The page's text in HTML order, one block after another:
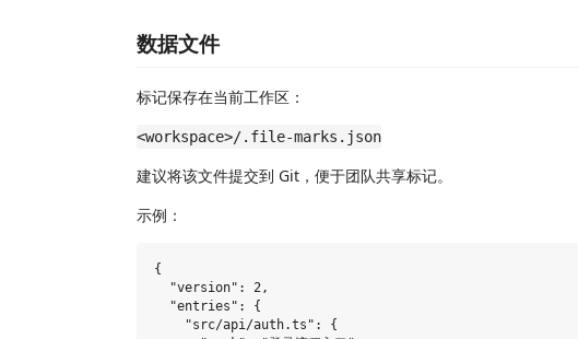
数据文件
标记保存在当前工作区：
<workspace>/.file-marks.json
建议将该文件提交到 Git，便于团队共享标记。
示例：
{
  "version": 2,
  "entries": {
    "src/api/auth.ts": {